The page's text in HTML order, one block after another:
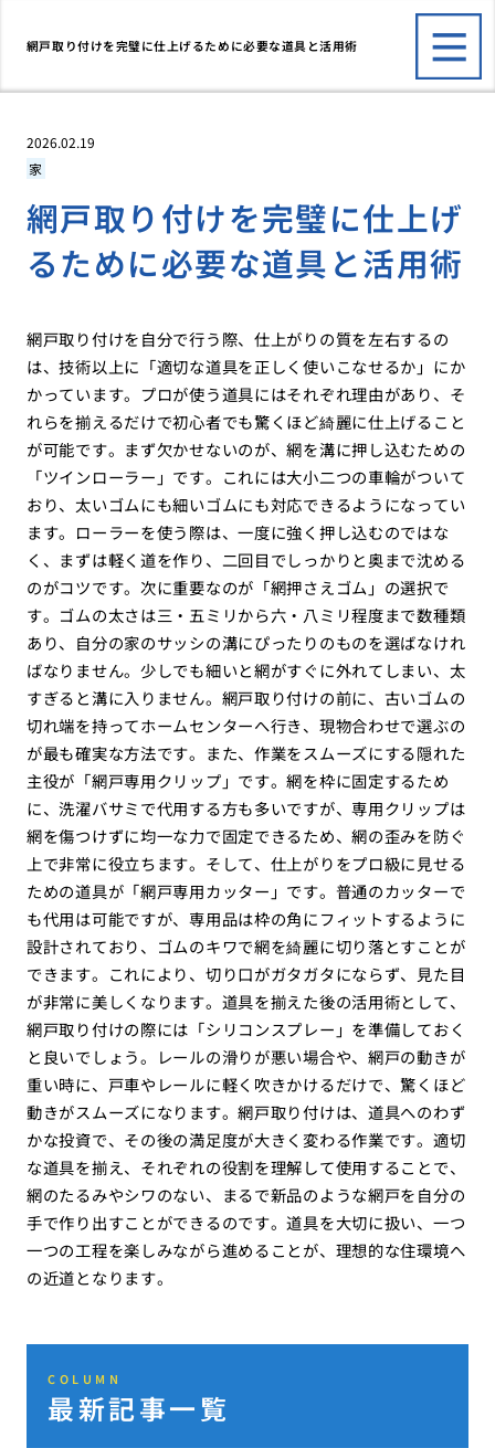
網戸取り付けを完璧に仕上げるために必要な道具と活用術
2026.02.19
家
網戸取り付けを完璧に仕上げ
るために必要な道具と活用術
網戸取り付けを自分で行う際、仕上がりの質を左右するの
は、技術以上に「適切な道具を正しく使いこなせるか」にか
かっています。プロが使う道具にはそれぞれ理由があり、そ
れらを揃えるだけで初心者でも驚くほど綺麗に仕上げること
が可能です。まず欠かせないのが、網を溝に押し込むための
「ツインローラー」です。これには大小二つの車輪がついて
おり、太いゴムにも細いゴムにも対応できるようになってい
ます。ローラーを使う際は、一度に強く押し込むのではな
く、まずは軽く道を作り、二回目でしっかりと奥まで沈める
のがコツです。次に重要なのが「網押さえゴム」の選択で
す。ゴムの太さは三・五ミリから六・八ミリ程度まで数種類
あり、自分の家のサッシの溝にぴったりのものを選ばなけれ
ばなりません。少しでも細いと網がすぐに外れてしまい、太
すぎると溝に入りません。網戸取り付けの前に、古いゴムの
切れ端を持ってホームセンターへ行き、現物合わせで選ぶの
が最も確実な方法です。また、作業をスムーズにする隠れた
主役が「網戸専用クリップ」です。網を枠に固定するため
に、洗濯バサミで代用する方も多いですが、専用クリップは
網を傷つけずに均一な力で固定できるため、網の歪みを防ぐ
上で非常に役立ちます。そして、仕上がりをプロ級に見せる
ための道具が「網戸専用カッター」です。普通のカッターで
も代用は可能ですが、専用品は枠の角にフィットするように
設計されており、ゴムのキワで網を綺麗に切り落とすことが
できます。これにより、切り口がガタガタにならず、見た目
が非常に美しくなります。道具を揃えた後の活用術として、
網戸取り付けの際には「シリコンスプレー」を準備しておく
と良いでしょう。レールの滑りが悪い場合や、網戸の動きが
重い時に、戸車やレールに軽く吹きかけるだけで、驚くほど
動きがスムーズになります。網戸取り付けは、道具へのわず
かな投資で、その後の満足度が大きく変わる作業です。適切
な道具を揃え、それぞれの役割を理解して使用することで、
網のたるみやシワのない、まるで新品のような網戸を自分の
手で作り出すことができるのです。道具を大切に扱い、一つ
一つの工程を楽しみながら進めることが、理想的な住環境へ
の近道となります。
COLUMN
最新記事一覧